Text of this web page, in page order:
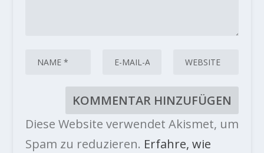
Diese Website verwendet Akismet, um
Spam zu reduzieren. Erfahre, wie